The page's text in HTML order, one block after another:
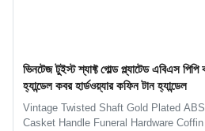
ভিনটেজ টুইস্ট শ্যাফ্ট গোল্ড প্ল্যাটেড এবিএস
হ্যান্ডেল কবর হার্ডওয়্যার কফিন টান হ্যান্ডেল
Vintage Twisted Shaft Gold Plated
Casket Handle Funeral Hardware Coffin